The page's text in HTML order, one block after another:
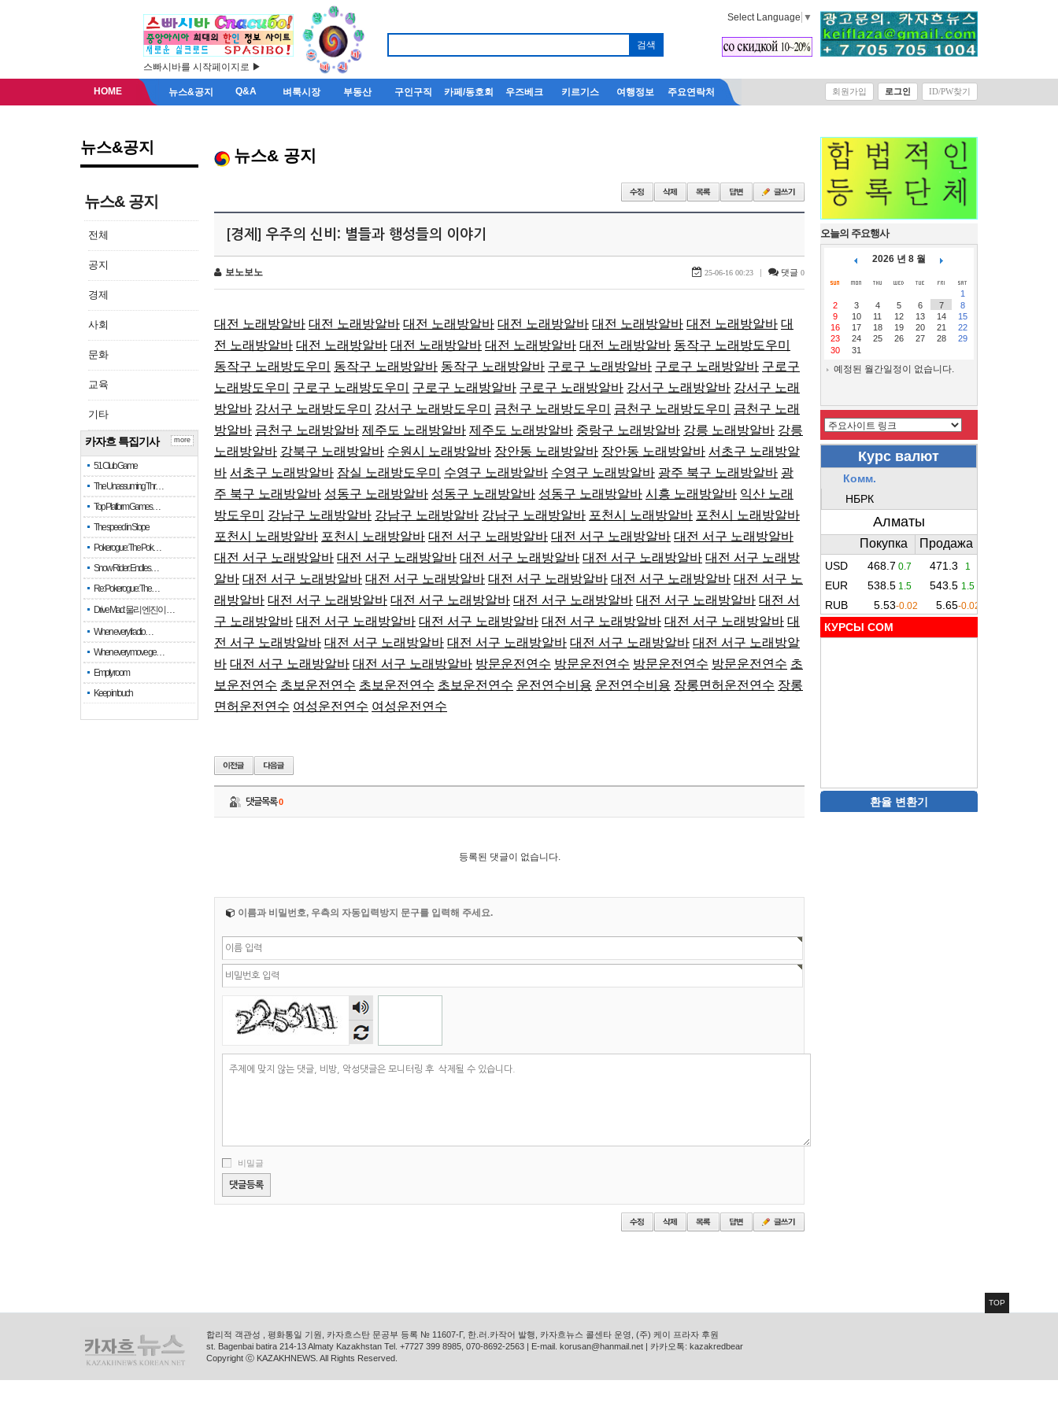
스빠시바를 시작페이지로 ▶
Select Language ▼
HOME 뉴스&공지 Q&A 벼룩시장 부동산 구인구직 카페/동호회 우즈베크 키르기스 여행정보 주요연락처 회원가입 로그인 ID/PW찾기
뉴스&공지
뉴스& 공지
전체
공지
경제
사회
문화
교육
기타
카자흐 특집기사
51 Club Game
The Unassuming Thr…
Top Platform Games…
The speed in Slope
Pokerogue: The Pok…
Snow Rider: Endles…
Re: Pokerogue: The…
Drive Mad: 물리 엔진이 …
When every fractio…
When every move ge…
Empty room
Keep in touch
more
뉴스& 공지
[경제] 우주의 신비: 별들과 행성들의 이야기
보노보노 25-06-16 00:23 | 댓글 0
대전 노래방알바 대전 노래방알바 대전 노래방알바 대전 노래방알바 대전 노래방알바 대전 노래방알바 대
전 노래방알바 대전 노래방알바 대전 노래방알바 대전 노래방알바 대전 노래방알바 동작구 노래방도우미
동작구 노래방도우미
동작구 노래방알바 동작구 노래방알바 구로구 노래방알바 구로구 노래방알바 구로구
노래방도우미
구로구 노래방도우미 구로구 노래방알바 구로구 노래방알바 강서구 노래방알바 강서구 노래
방알바 강서구 노래방도우미 강서구 노래방도우미 금천구 노래방도우미 금천구 노래방도우미
금천구 노래
방알바 금천구 노래방알바 제주도 노래방알바 제주도 노래방알바 중랑구 노래방알바 강릉 노래방알바 강릉
노래방알바 강북구 노래방알바 수원시 노래방알바 장안동 노래방알바 장안동 노래방알바 서초구 노래방알
바 서초구 노래방알바 잠실 노래방도우미 수영구 노래방알바 수영구 노래방알바 광주 북구 노래방알바 광
주 북구 노래방알바 성동구 노래방알바 성동구 노래방알바 성동구 노래방알바 시흥 노래방알바 익산 노래
방도우미
강남구 노래방알바 강남구 노래방알바 강남구 노래방알바 포천시 노래방알바 포천시 노래방알바
포천시 노래방알바 포천시 노래방알바 대전 서구 노래방알바 대전 서구 노래방알바 대전 서구 노래방알바
대전 서구 노래방알바 대전 서구 노래방알바 대전 서구 노래방알바 대전 서구 노래방알바 대전 서구 노래방
알바 대전 서구 노래방알바 대전 서구 노래방알바 대전 서구 노래방알바 대전 서구 노래방알바 대전 서구 노
래방알바 대전 서구 노래방알바 대전 서구 노래방알바 대전 서구 노래방알바 대전 서구 노래방알바 대전 서
구 노래방알바 대전 서구 노래방알바 대전 서구 노래방알바 대전 서구 노래방알바 대전 서구 노래방알바 대
전 서구 노래방알바 대전 서구 노래방알바 대전 서구 노래방알바 대전 서구 노래방알바 대전 서구 노래방알
바 대전 서구 노래방알바 대전 서구 노래방알바 방문운전연수 방문운전연수 방문운전연수 방문운전연수 초
보운전연수 초보운전연수 초보운전연수 초보운전연수 운전연수비용 운전연수비용 장롱면허운전연수 장롱
면허운전연수 여성운전연수 여성운전연수
댓글목록0
등록된 댓글이 없습니다.
이름과 비밀번호, 우측의 자동입력방지 문구를 입력해 주세요.
숫자
음성
듣기
비밀글
오늘의 주요행사
2026 년 8 월
1
2
3 4 5 6 7
8
9
10 11 12 13 14
15
16
17 18 19 20 21
22
23
24 25 26 27 28
29
30
31
예정된 월간일정이 없습니다.
КУРСЫ COM
환율 변환기
합리적 객관성 , 평화통일 기원, 카자흐스탄 문공부 등록 № 11607-Г, 한.러.카작어 발행, 카자흐뉴스 콜센타 운영, (주) 케이 프라자 후원
st. Bagenbai batira 214-13 Almaty Kazakhstan Tel. +7727 399 8985, 070-8692-2563 | E-mail. korusan@hanmail.net | 카카오톡: kazakredbear
Copyright ⓒ KAZAKHNEWS. All Rights Reserved.
TOP